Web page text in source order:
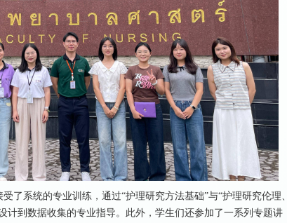
了系统的专业训练，通过“护理研究方法基础”与“护理研究伦理、
计到数据收集的专业指导。此外，学生们还参加了一系列专题讲